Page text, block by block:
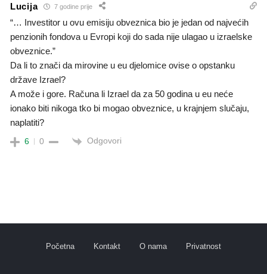
Lucija 7 godine prije
“… Investitor u ovu emisiju obveznica bio je jedan od najvećih
penzionih fondova u Evropi koji do sada nije ulagao u izraelske
obveznice.”
Da li to znači da mirovine u eu djelomice ovise o opstanku
države Izrael?
A može i gore. Računa li Izrael da za 50 godina u eu neće
ionako biti nikoga tko bi mogao obveznice, u krajnjem slučaju,
naplatiti?
6 0 Odgovori
Početna Kontakt O nama Privatnost